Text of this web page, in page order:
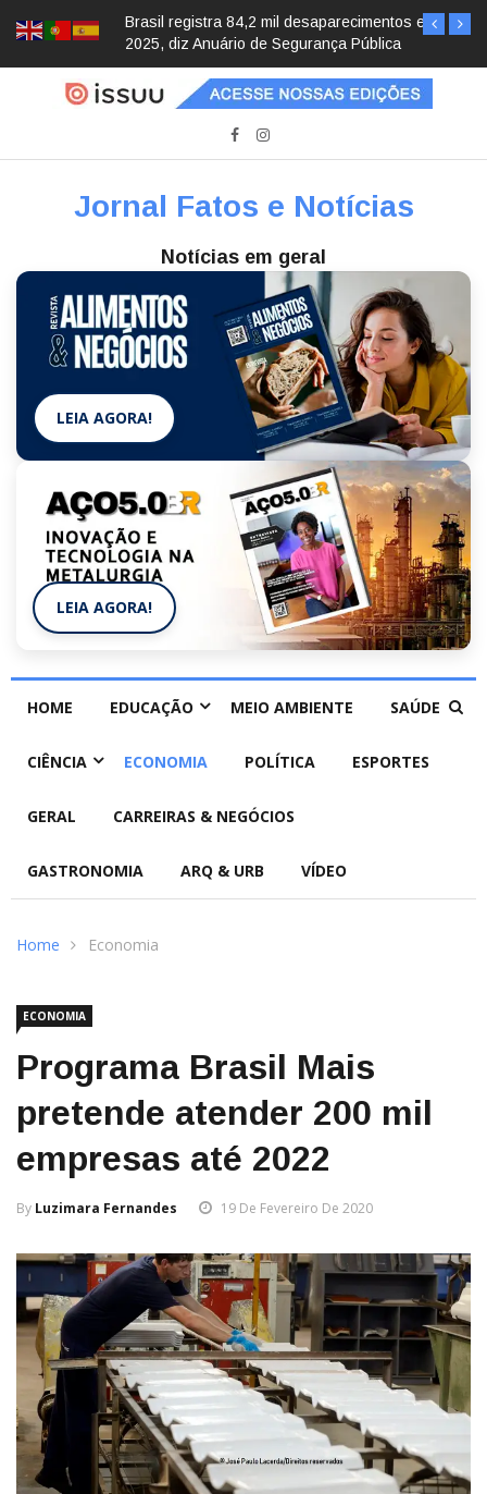
Brasil registra 84,2 mil desaparecimentos em
2025, diz Anuário de Segurança Pública
Jornal Fatos e Notícias
Notícias em geral
LEIA AGORA!
LEIA AGORA!
HOME EDUCAÇÃO MEIO AMBIENTE SAÚDE
CIÊNCIA ECONOMIA POLÍTICA ESPORTES
GERAL CARREIRAS & NEGÓCIOS
GASTRONOMIA ARQ & URB VÍDEO
Home Economia
ECONOMIA
Programa Brasil Mais
pretende atender 200 mil
empresas até 2022
By Luzimara Fernandes 19 De Fevereiro De 2020